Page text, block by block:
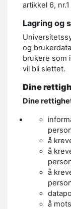
artikkel 6,
Lagring og
og
brukere som
vil bli slettet.
Dine
Dine
å
å
å
å